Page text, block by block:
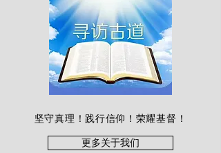
坚守真理！践行信仰！荣耀基督！
更多关于我们